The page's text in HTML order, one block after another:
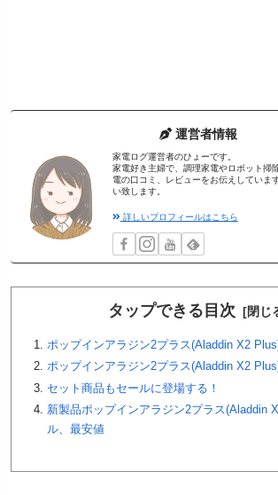
運営者情報
家電ログ運営者のひょーです。
家電好き主婦で、調理家電やロボット掃
電の口コミ、レビューをお伝えしています
い致します。
詳しいプロフィールはこちら
タップできる目次
ポップインアラジン2プラス(Aladdin X2
ポップインアラジン2プラス(Aladdin X2
セット商品もセールに登場する！
新製品ポップインアラジン2プラス(Aladdin
ル、最安値